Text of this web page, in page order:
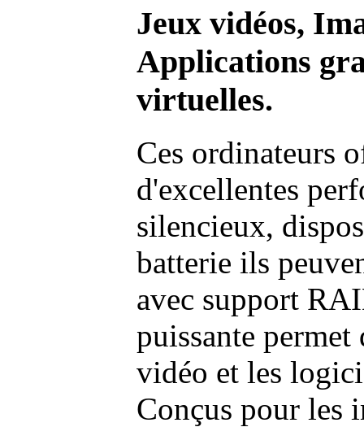
Jeux vidéos,
Applications
virtuelles.
Ces ordinateurs
d'excellentes
silencieux,
batterie ils
avec support
puissante permet
vidéo et les
Conçus pour les